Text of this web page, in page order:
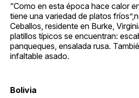
“Como en esta época hace calor
tiene una variedad de platos
Ceballos, residente en Burke,
platillos típicos se encuentran:
panqueques, ensalada rusa.
infaltable asado.
Bolivia